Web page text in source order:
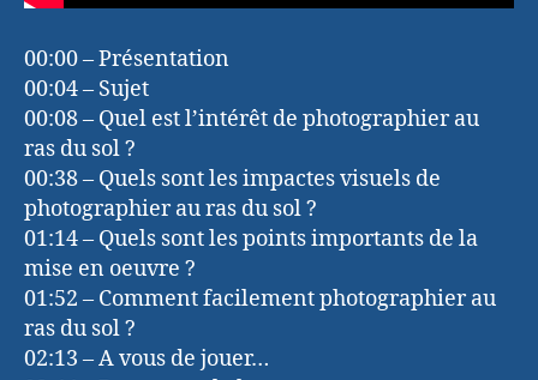
00:00 – Présentation
00:04 – Sujet
00:08 – Quel est l’intérêt de photographier au
ras du sol ?
00:38 – Quels sont les impactes visuels de
photographier au ras du sol ?
01:14 – Quels sont les points importants de la
mise en oeuvre ?
01:52 – Comment facilement photographier au
ras du sol ?
02:13 – A vous de jouer…